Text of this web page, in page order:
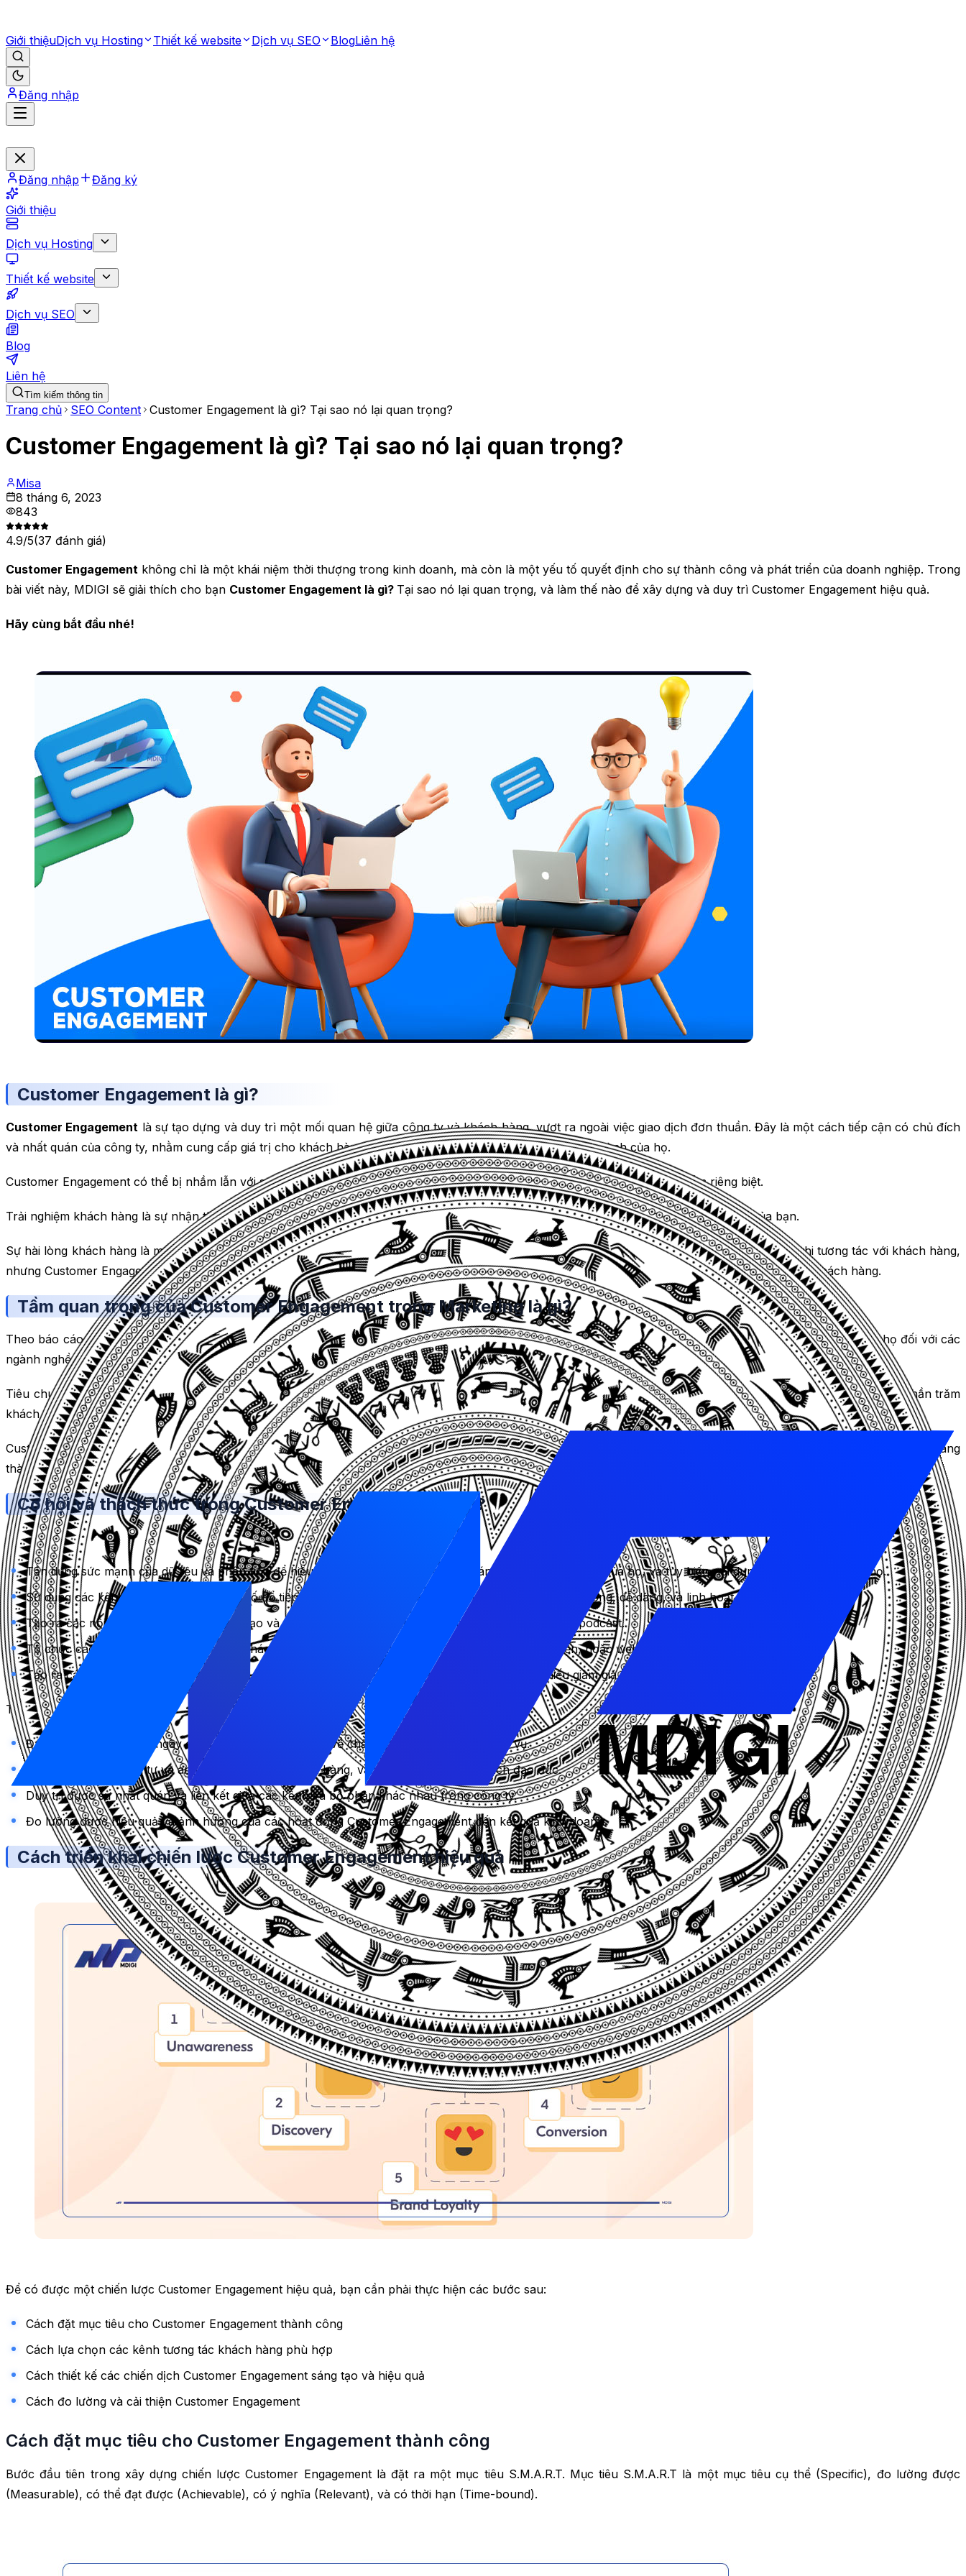
Giới thiệuDịch vụ Hosting Thiết kế website Dịch vụ SEO BlogLiên hệ
Đăng nhập
Đăng nhập Đăng ký
Giới thiệu
Dịch vụ Hosting
Thiết kế website
Dịch vụ SEO
Blog
Liên hệ
Tìm kiếm thông tin
Trang chủ SEO Content Customer Engagement là gì? Tại sao nó lại quan trọng?
Customer Engagement là gì? Tại sao nó lại quan trọng?
Misa
8 tháng 6, 2023
843
4.9/5(37 đánh giá)
Customer Engagement không chỉ là một khái niệm thời thượng trong kinh doanh, mà còn là một yếu tố quyết định cho sự thành công và phát triển của doanh nghiệp. Trong
bài viết này, MDIGI sẽ giải thích cho bạn Customer Engagement là gì? Tại sao nó lại quan trọng, và làm thế nào để xây dựng và duy trì Customer Engagement hiệu quả.
Hãy cùng bắt đầu nhé!
Customer Engagement là gì?
Customer Engagement là sự tạo dựng và duy trì một mối quan hệ giữa công ty và khách hàng, vượt ra ngoài việc giao dịch đơn thuần. Đây là một cách tiếp cận có chủ đích
và nhất quán của công ty, nhằm cung cấp giá trị cho khách hàng tại mọi điểm tiếp xúc, từ đó tăng sự trung thành của họ.
Customer Engagement có thể bị nhầm lẫn với sự hài lòng và trải nghiệm của khách hàng, nhưng mỗi khái niệm đều có đặc điểm riêng biệt.
Trải nghiệm khách hàng là sự nhận thức mà khách hàng hình thành dựa trên mọi thứ họ nhìn thấy, nghe thấy, hoặc tìm hiểu về công ty của bạn.
Sự hài lòng khách hàng là mức độ khách hàng thích hoặc không thích sản phẩm, dịch vụ, hoặc trải nghiệm của bạn. Cả hai đều rất quan trọng khi tương tác với khách hàng,
nhưng Customer Engagement còn liên quan đến việc lắng nghe để xây dựng một mối quan hệ và cung cấp một giải pháp phù hợp với nhu cầu của khách hàng.
Tầm quan trọng của Customer Engagement trong Marketing là gì?
Theo báo cáo State of the Connected Customer của chúng tôi, 62% khách hàng cho biết những trải nghiệm với một ngành nghề ảnh hưởng đến kỳ vọng của họ đối với các
ngành nghề khác, và 88% mong đợi các công ty tăng tốc các sáng kiến kỹ thuật số của họ.
Tiêu chuẩn về Customer Engagement đang thay đổi, và Customer Engagement là về việc tạo ra những trải nghiệm liền mạch để xây dựng niềm tin. Chín mươi lăm phần trăm
khách hàng cho biết sự tin tưởng vào một công ty khiến họ có xu hướng trung thành hơn với thương hiệu đó.
Customer Engagement có ảnh hưởng trực tiếp đến tiềm năng thành công kinh doanh của bạn. Một nghiên cứu của Gallop cho thấy khi các công ty tương tác khách hàng
thành công, họ báo cáo tỷ lệ giảm khách hàng thấp hơn 63%, tỷ lệ chiếm lĩnh ví tiền cao hơn 55%, và hiệu suất tổng thể cao hơn 23% so với các đối thủ cạnh tranh.
Cơ hội và thách thức trong Customer Engagement là gì?
Trong năm 2021, các công ty có nhiều cơ hội để tăng cường Customer Engagement bằng cách sử dụng các công cụ và chiến thuật mới. Một số cơ hội bao gồm:
Tận dụng sức mạnh của dữ liệu và phân tích để hiểu rõ hơn về khách hàng, dự đoán hành vi và nhu cầu của họ, và tùy biến nội dung và trải nghiệm cho họ.
Sử dụng các kênh và nền tảng kỹ thuật số để tiếp cận và tương tác với khách hàng một cách nhanh chóng, dễ dàng, và linh hoạt.
Tạo ra các nội dung và chiến dịch sáng tạo và thú vị cho khách hàng, như blog, video, ebook, hoặc podcast.
Tổ chức các cuộc thi hoặc sự kiện cho khách hàng, như bốc thăm trúng thưởng, trò chơi trực tuyến, hoặc webinar.
Tạo ra các chương trình thưởng hoặc ưu đãi cho khách hàng trung thành, như điểm tích lũy, phiếu giảm giá, hoặc quà tặng miễn phí.
Tuy nhiên, các công ty cũng phải đối mặt với nhiều thách thức trong Customer Engagement như:
Đáp ứng được kỳ vọng ngày càng cao của khách hàng về chất lượng và tốc độ của dịch vụ.
Bảo vệ được sự riêng tư và an toàn của dữ liệu khách hàng, và sử dụng chúng một cách đạo đức.
Duy trì được sự nhất quán và liên kết giữa các kênh và bộ phận khác nhau trong công ty.
Đo lường được hiệu quả và ảnh hưởng của các hoạt động Customer Engagement đến kết quả kinh doanh.
Cách triển khai chiến lược Customer Engagement hiệu quả
Để có được một chiến lược Customer Engagement hiệu quả, bạn cần phải thực hiện các bước sau:
Cách đặt mục tiêu cho Customer Engagement thành công
Cách lựa chọn các kênh tương tác khách hàng phù hợp
Cách thiết kế các chiến dịch Customer Engagement sáng tạo và hiệu quả
Cách đo lường và cải thiện Customer Engagement
Cách đặt mục tiêu cho Customer Engagement thành công
Bước đầu tiên trong xây dựng chiến lược Customer Engagement là đặt ra một mục tiêu S.M.A.R.T. Mục tiêu S.M.A.R.T là một mục tiêu cụ thể (Specific), đo lường được
(Measurable), có thể đạt được (Achievable), có ý nghĩa (Relevant), và có thời hạn (Time-bound).